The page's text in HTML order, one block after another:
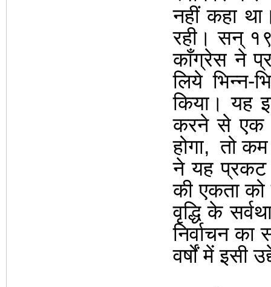
नहीं कहा
रही। सन्
काँग्रेस ने
लिये भिन्न-
किया। यह
करने से एक
होगा, तो कम
ने यह प्रकट
की एकता को
वृद्धि के
निर्वाचन
वर्षों में इसी